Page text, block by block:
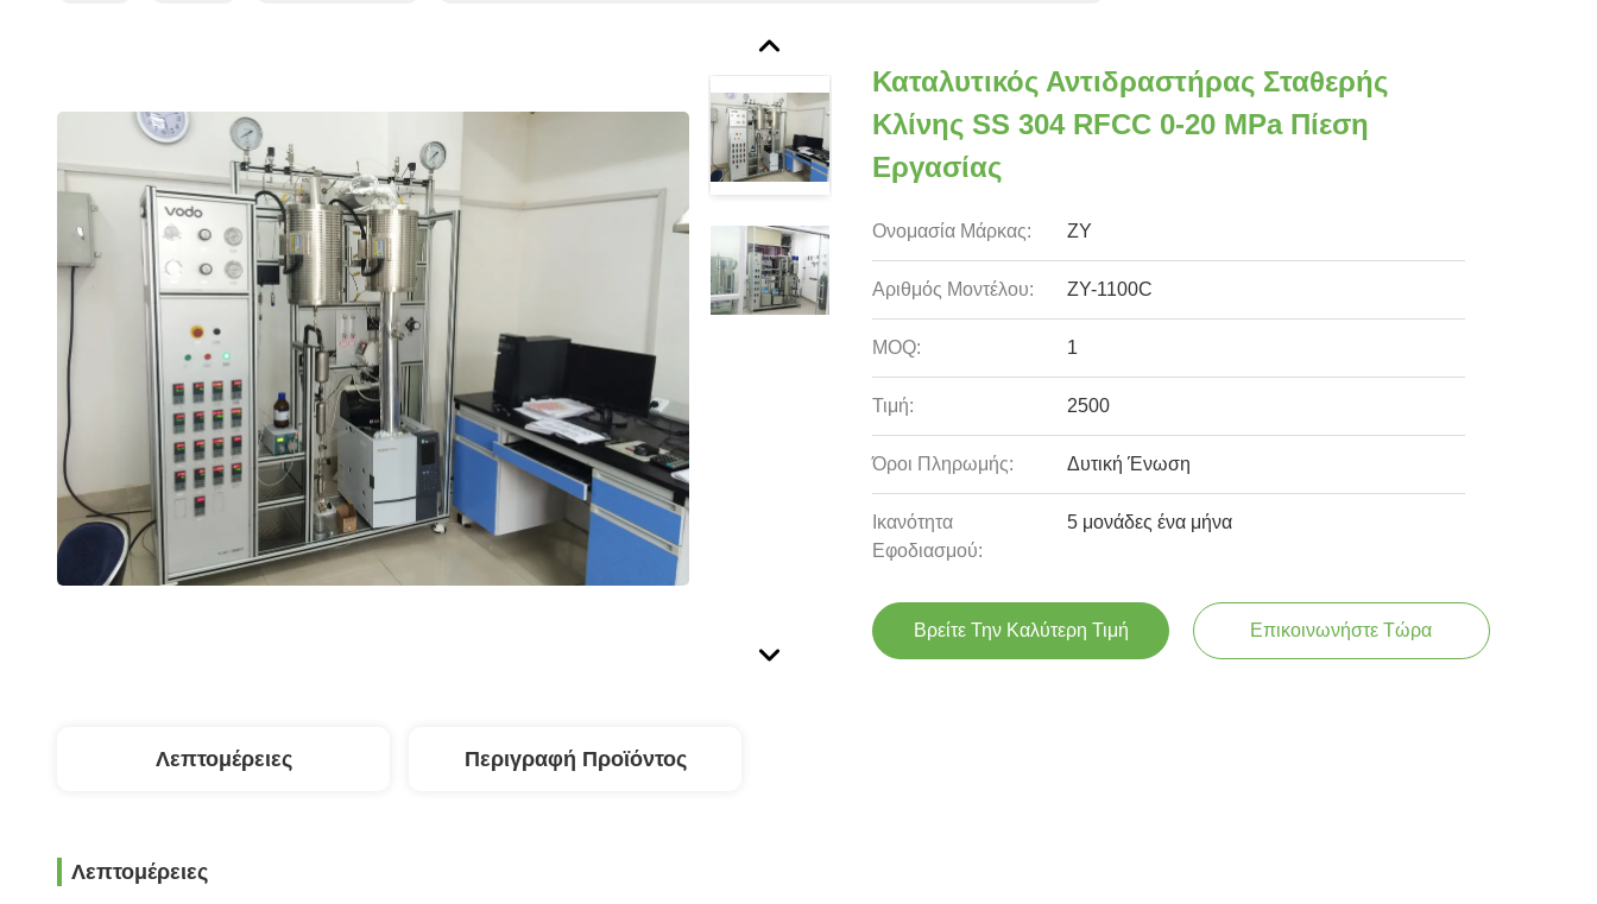
Καταλυτικός Αντιδραστήρας Σταθερής
Κλίνης SS 304 RFCC 0-20 MPa Πίεση
Εργασίας
Ονομασία Μάρκας: ZY
Αριθμός Μοντέλου: ZY-1100C
MOQ: 1
Τιμή: 2500
Όροι Πληρωμής: Δυτική Ένωση
Ικανότητα
Εφοδιασμού:
5 μονάδες ένα μήνα
Βρείτε Την Καλύτερη Τιμή Επικοινωνήστε Τώρα
Λεπτομέρειες Περιγραφή Προϊόντος
Λεπτομέρειες